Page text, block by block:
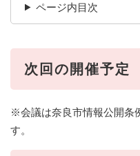
ページ内目次
次回の開催予定
※会議は奈良市情報公開条
す。